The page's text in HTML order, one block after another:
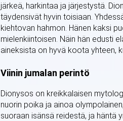
järkeä, harkintaa ja järjestystä.
täydensivät hyvin toisiaan.
kiehtovan hahmon. Hänen kaksi
mielenkiintoisen. Näin hän edusti
aineksista on hyvä koota yhteen,
Viinin jumalan perintö
Dionysos on kreikkalaisen
nuorin poika ja ainoa
suoraan isänsä reidestä, ja häntä